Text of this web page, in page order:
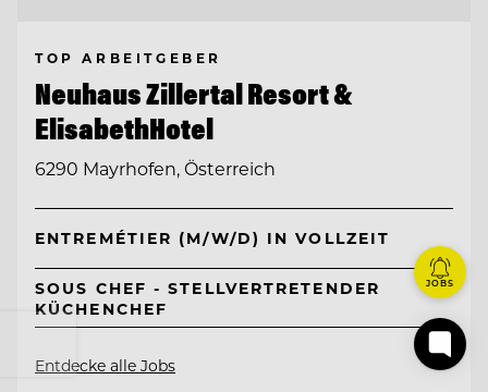
TOP ARBEITGEBER
Neuhaus Zillertal Resort &
ElisabethHotel
6290 Mayrhofen, Österreich
ENTREMÉTIER (M/W/D) IN VOLLZEIT
SOUS CHEF - STELLVERTRETENDER
KÜCHENCHEF
Entdecke alle Jobs
JOBS